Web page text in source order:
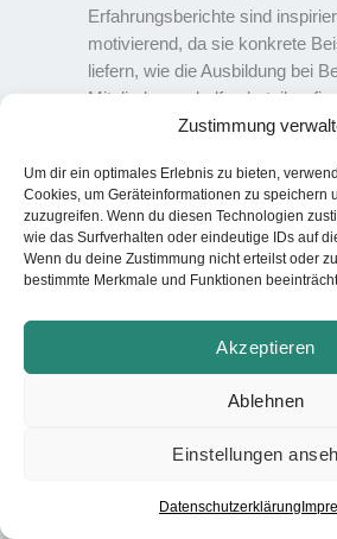
Zustimmung
Um dir ein optimales Erlebnis zu bieten,
Cookies, um Geräteinformationen zu speichern
zuzugreifen. Wenn du diesen Technologien
wie das Surfverhalten oder eindeutige IDs auf
Wenn du deine Zustimmung nicht erteilst oder
bestimmte Merkmale und Funktionen
Akzeptieren
Ablehnen
Einstellungen
Datenschutzerklärung
Erfahrungsberichte sind
motivierend, da sie konkrete
liefern, wie die Ausbildung bei
Mitgliedern geholfen hat, ihre